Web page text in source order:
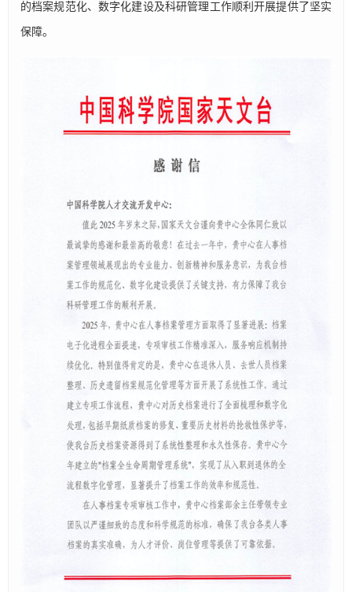
的档案规范化、数字化建设及科研管理工作顺利开展提供了坚实
保障。